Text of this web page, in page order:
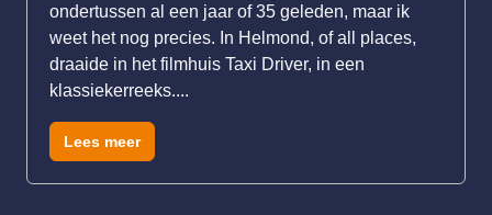
ondertussen al een jaar of 35 geleden, maar ik
weet het nog precies. In Helmond, of all places,
draaide in het filmhuis Taxi Driver, in een
klassiekerreeks....
Lees meer